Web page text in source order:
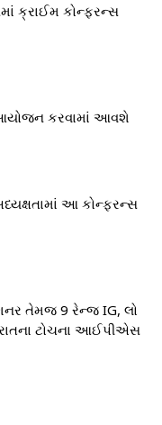
ક્રાઈમ કોન્ફરન્સ
કરવામાં આવશે
આ કોન્ફરન્સ
તેમજ 9 રેન્જ IG, લો
ટોચના આઈપીએસ